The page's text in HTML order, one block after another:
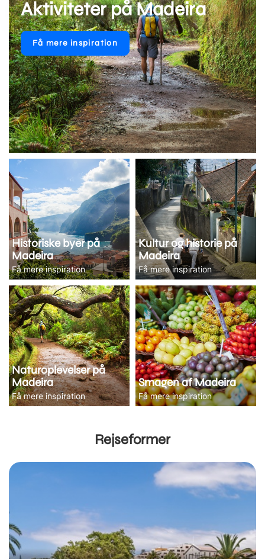
Aktiviteter på Madeira
Få mere inspiration
Historiske byer på
Madeira
Få mere inspiration
Kultur og historie på
Madeira
Få mere inspiration
Naturoplevelser på
Madeira
Få mere inspiration
Smagen af Madeira
Få mere inspiration
Rejseformer